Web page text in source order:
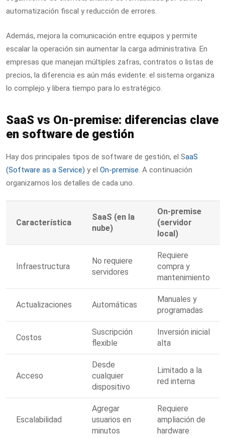
automatización fiscal y reducción de errores.
Además, mejora la comunicación entre equipos y permite
escalar la operación sin aumentar la carga administrativa. En
empresas que manejan múltiples zafras, contratos o listas de
precios, la diferencia es aún más evidente: el sistema organiza
lo complejo y libera tiempo para lo estratégico.
SaaS vs On‑premise: diferencias clave
en software de gestión
Hay dos principales tipos de software de gestión, el SaaS
(Software as a Service) y el On-premise. A continuación
organizamos los detalles de cada uno.
Característica
SaaS (en la
nube)
On‑premise
(servidor
local)
Infraestructura
No requiere
servidores
Requiere
compra y
mantenimiento
Actualizaciones Automáticas
Manuales y
programadas
Costos
Suscripción
flexible
Inversión inicial
alta
Acceso
Desde
cualquier
dispositivo
Limitado a la
red interna
Escalabilidad
Agregar
usuarios en
minutos
Requiere
ampliación de
hardware